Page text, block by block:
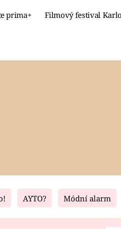
prima+ Filmový festival
Living
AYTO? Módní alarm